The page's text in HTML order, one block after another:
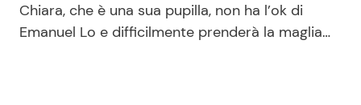
Chiara, che è una sua pupilla, non ha l’ok di
Emanuel Lo e difficilmente prenderà la maglia…